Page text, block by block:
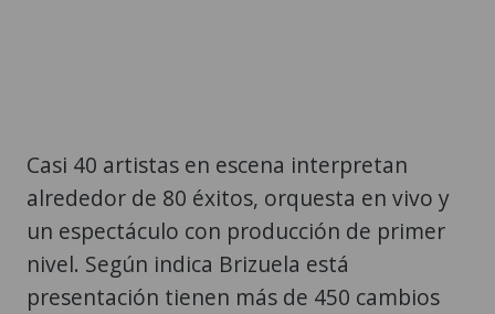
Casi 40 artistas en escena interpretan
alrededor de 80 éxitos, orquesta en vivo y
un espectáculo con producción de primer
nivel. Según indica Brizuela está
presentación tienen más de 450 cambios